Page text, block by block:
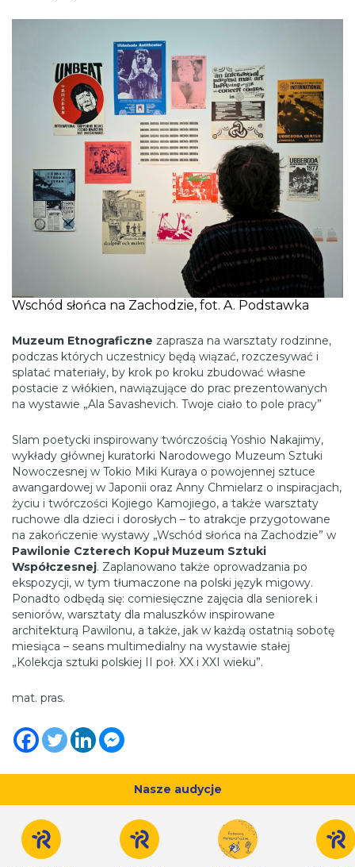
Wschód słońca na Zachodzie, fot. A. Podstawka
Muzeum Etnograficzne zaprasza na warsztaty rodzinne,
podczas których uczestnicy będą wiązać, rozczesywać i
splatać materiały, by krok po kroku zbudować własne
postacie z włókien, nawiązujące do prac prezentowanych
na wystawie „Ala Savashevich. Twoje ciało to pole pracy”
Slam poetycki inspirowany twórczością Yoshio Nakajimy,
wykłady głównej kuratorki Narodowego Muzeum Sztuki
Nowoczesnej w Tokio Miki Kuraya o powojennej sztuce
awangardowej w Japonii oraz Anny Chmielarz o inspiracjach,
życiu i twórczości Kojiego Kamojiego, a także warsztaty
ruchowe dla dzieci i dorosłych – to atrakcje przygotowane
na zakończenie wystawy „Wschód słońca na Zachodzie” w
Pawilonie Czterech Kopuł Muzeum Sztuki
Współczesnej. Zaplanowano także oprowadzania po
ekspozycji, w tym tłumaczone na polski język migowy.
Ponadto odbędą się: comiesięczne zajęcia dla seniorek i
seniorów, warsztaty dla maluszków inspirowane
architekturą Pawilonu, a także, jak w każdą ostatnią sobotę
miesiąca – seans multimedialny na wystawie stałej
„Kolekcja sztuki polskiej II poł. XX i XXI wieku”.
mat. pras.
Nasze audycje